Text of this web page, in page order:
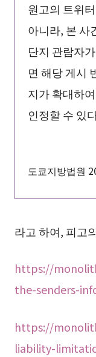
원고의 트위
아니라, 본 사
단지 관람자
면 해당 게시
지가 확대하
인정할 수 있
도쿄지방법원
라고 하여, 피고
https://
the-senders-
https://
liability-